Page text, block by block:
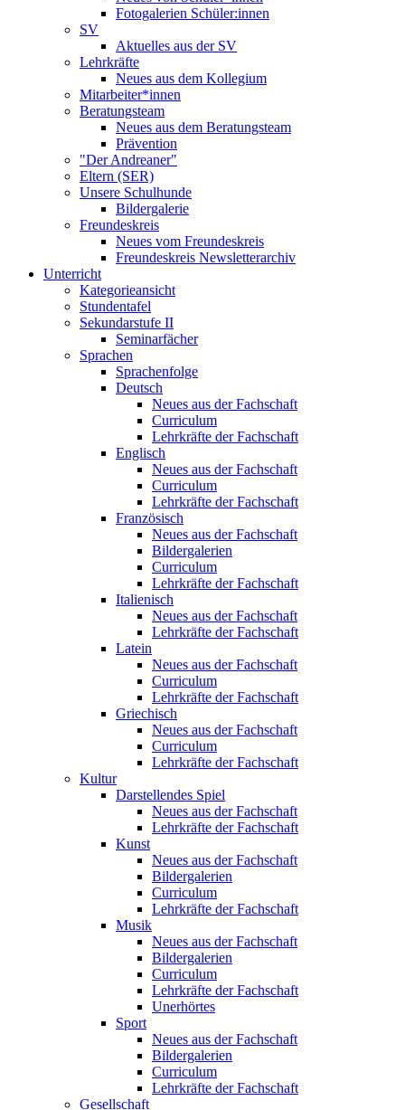
Fotogalerien Schüler:innen
SV
Aktuelles aus der SV
Lehrkräfte
Neues aus dem Kollegium
Mitarbeiter*innen
Beratungsteam
Neues aus dem Beratungsteam
Prävention
"Der Andreaner"
Eltern (SER)
Unsere Schulhunde
Bildergalerie
Freundeskreis
Neues vom Freundeskreis
Freundeskreis Newsletterarchiv
Unterricht
Kategorieansicht
Stundentafel
Sekundarstufe II
Seminarfächer
Sprachen
Sprachenfolge
Deutsch
Neues aus der Fachschaft
Curriculum
Lehrkräfte der Fachschaft
Englisch
Neues aus der Fachschaft
Curriculum
Lehrkräfte der Fachschaft
Französisch
Neues aus der Fachschaft
Bildergalerien
Curriculum
Lehrkräfte der Fachschaft
Italienisch
Neues aus der Fachschaft
Lehrkräfte der Fachschaft
Latein
Neues aus der Fachschaft
Curriculum
Lehrkräfte der Fachschaft
Griechisch
Neues aus der Fachschaft
Curriculum
Lehrkräfte der Fachschaft
Kultur
Darstellendes Spiel
Neues aus der Fachschaft
Lehrkräfte der Fachschaft
Kunst
Neues aus der Fachschaft
Bildergalerien
Curriculum
Lehrkräfte der Fachschaft
Musik
Neues aus der Fachschaft
Bildergalerien
Curriculum
Lehrkräfte der Fachschaft
Unerhörtes
Sport
Neues aus der Fachschaft
Bildergalerien
Curriculum
Lehrkräfte der Fachschaft
Gesellschaft